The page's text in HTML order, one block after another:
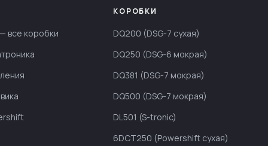
все коробки
КОРОБКИ
DQ200 (DSG-7 сухая)
DQ250 (DSG-6 мокрая)
DQ381 (DSG-7 мокрая)
DQ500 (DSG-7 мокрая)
DL501 (S-tronic)
6DCT250 (Powershift сухая)